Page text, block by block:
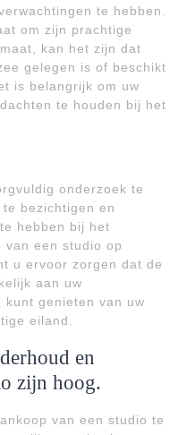
te hebben.
om zijn prachtige
kan het zijn dat
gelegen is of beschikt
is belangrijk om uw
te houden bij het
onderzoek te
bezichtigen en
hebben bij het
van een studio op
u ervoor zorgen dat de
aan uw
kunt genieten van uw
eiland.
en
zijn hoog.
van een studio te